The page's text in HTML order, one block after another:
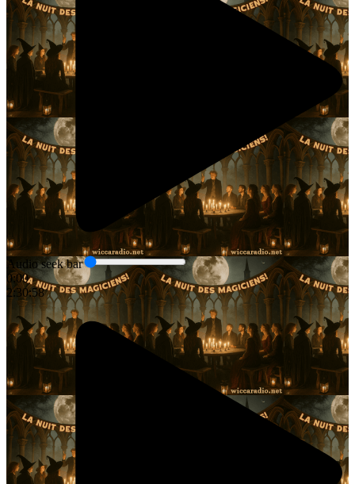
Audio seek bar
0:00
2:30:58